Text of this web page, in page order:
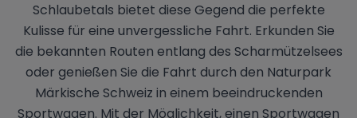
Schlaubetals bietet diese Gegend die perfekte
Kulisse für eine unvergessliche Fahrt. Erkunden Sie
die bekannten Routen entlang des Scharmützelsees
oder genießen Sie die Fahrt durch den Naturpark
Märkische Schweiz in einem beeindruckenden
Sportwagen. Mit der Möglichkeit, einen Sportwagen